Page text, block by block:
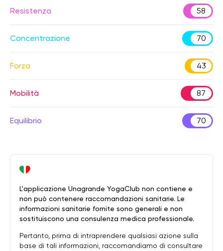
Resistenza 58
Concentrazione 70
Forza 43
Mobilità 87
Equilibrio 70
L'applicazione Unagrande YogaClub non contiene e
non può contenere raccomandazioni sanitarie. Le
informazioni sanitarie fornite sono generali e non
sostituiscono una consulenza medica professionale.
Pertanto, prima di intraprendere qualsiasi azione sulla
base di tali informazioni, raccomandiamo di consultare